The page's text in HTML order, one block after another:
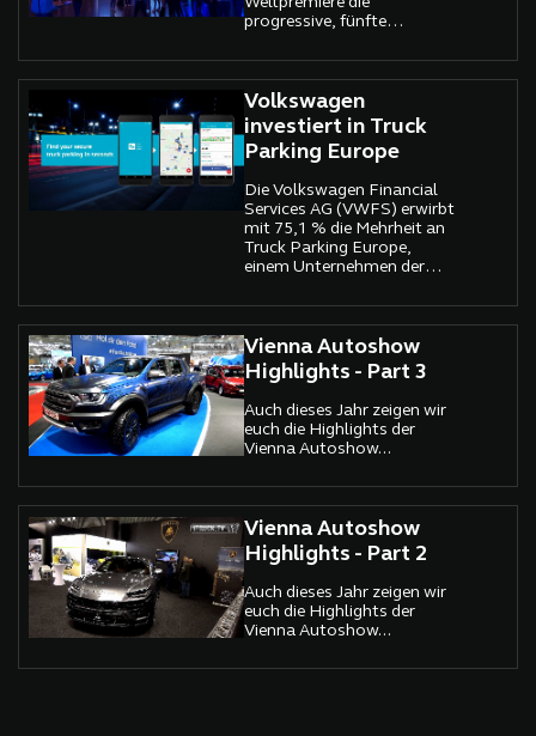
progressive, fünfte
neuen Caddy.
Volkswagen
investiert in Truck
Parking Europe
Die Volkswagen Financial
Services AG (VWFS) erwirbt
mit 75,1 % die Mehrheit an
Truck Parking Europe,
einem Unternehmen der
Vienna Autoshow
Highlights - Part 3
Auch dieses Jahr zeigen wir
euch die Highlights der
Vienna Autoshow...
Vienna Autoshow
Highlights - Part 2
Auch dieses Jahr zeigen wir
euch die Highlights der
Vienna Autoshow...